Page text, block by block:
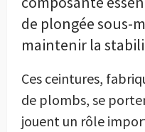
de plongée sous-
maintenir la
Ces ceintures,
de plombs, se
jouent un rôle